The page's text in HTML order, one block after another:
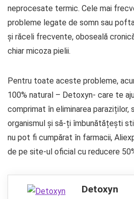
neprocesate termic. Cele mai
probleme legate de somn sau
și răceli frecvente, oboseală
chiar micoza pielii.
Pentru toate aceste probleme,
100% natural – Detoxyn- care te
comprimat în eliminarea
organismul și să-ți îmbunătățești
nu pot fi cumpărat în farmacii,
de pe site-ul oficial cu reducere
Detoxyn